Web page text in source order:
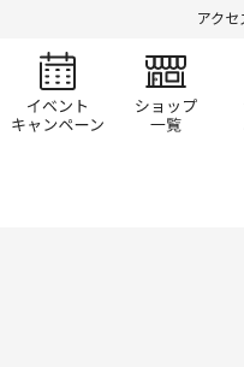
アクセ
チラシ情報 イベント/キャ